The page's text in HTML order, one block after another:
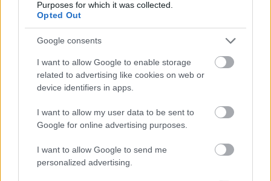
Purposes for which it was collected.
Opted Out
Google consents
I want to allow Google to enable storage
related to advertising like cookies on web or
device identifiers in apps.
I want to allow my user data to be sent to
Google for online advertising purposes.
I want to allow Google to send me
personalized advertising.
LÉTEZIK GYÓGYÍTÓ MÚZEUM?!